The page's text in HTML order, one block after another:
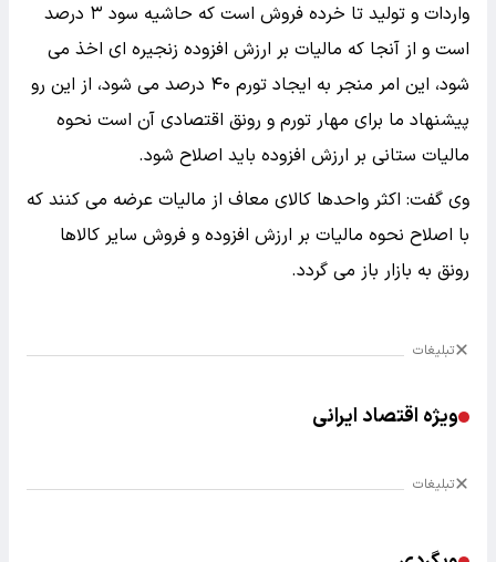
واردات و تولید تا خرده فروش است که حاشیه سود ۳ درصد
است و از آنجا که مالیات بر ارزش افزوده زنجیره ای اخذ می
شود، این امر منجر به ایجاد تورم ۴۰ درصد می شود، از این رو
پیشنهاد ما برای مهار تورم و رونق اقتصادی آن است نحوه
مالیات ستانی بر ارزش افزوده باید اصلاح شود.
وی گفت: اکثر واحدها کالای معاف از مالیات عرضه می کنند که
با اصلاح نحوه مالیات بر ارزش افزوده و فروش سایر کالاها
رونق به بازار باز می گردد.
تبلیغات
ویژه اقتصاد ایرانی
تبلیغات